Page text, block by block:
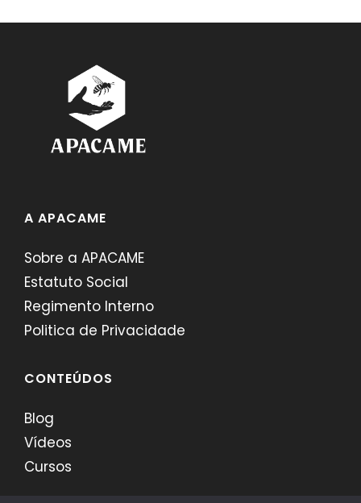
A APACAME
Sobre a APACAME
Estatuto Social
Regimento Interno
Politica de Privacidade
CONTEÚDOS
Blog
Vídeos
Cursos